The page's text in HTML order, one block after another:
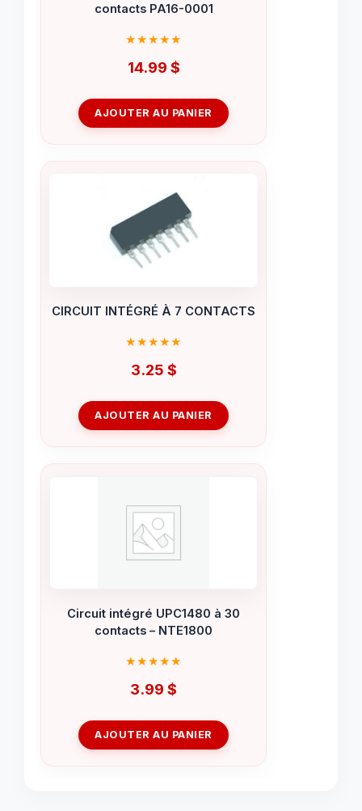
contacts PA16-0001
14.99 $
AJOUTER AU PANIER
CIRCUIT INTÉGRÉ À 7 CONTACTS
3.25 $
AJOUTER AU PANIER
Circuit intégré UPC1480 à 30
contacts – NTE1800
3.99 $
AJOUTER AU PANIER